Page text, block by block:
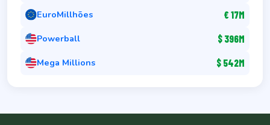
EuroMillhões € 17M
Powerball $ 396M
Mega Millions $ 542M